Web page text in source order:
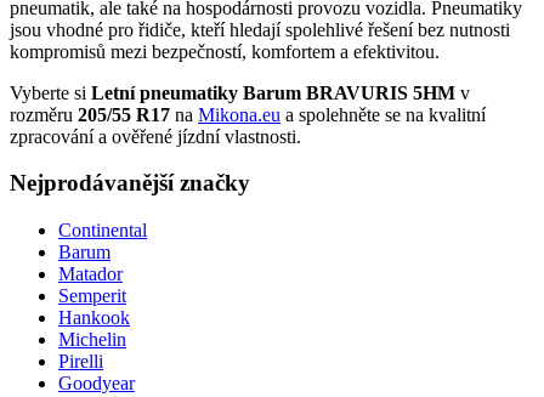
pneumatik, ale také na hospodárnosti provozu vozidla. Pneumatiky
jsou vhodné pro řidiče, kteří hledají spolehlivé řešení bez nutnosti
kompromisů mezi bezpečností, komfortem a efektivitou.
Vyberte si Letní pneumatiky Barum BRAVURIS 5HM v
rozměru 205/55 R17 na Mikona.eu a spolehněte se na kvalitní
zpracování a ověřené jízdní vlastnosti.
Nejprodávanější značky
Continental
Barum
Matador
Semperit
Hankook
Michelin
Pirelli
Goodyear